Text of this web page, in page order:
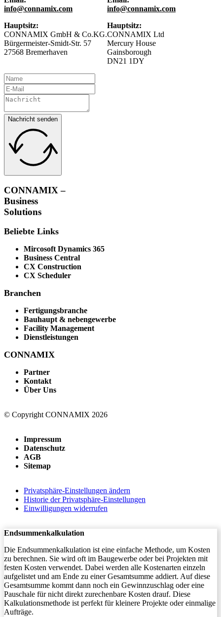
info@connamix.com
Hauptsitz:
CONNAMIX GmbH & Co.KG.
Bürgermeister-Smidt-Str. 57
27568 Bremerhaven
info@connamix.com
Hauptsitz:
CONNAMIX Ltd
Mercury House
Gainsborough
DN21 1DY
Nachricht senden
CONNAMIX –
Business
Solutions
Beliebte Links
Mircosoft Dynamics 365
Business Central
CX Construction
CX Scheduler
Branchen
Fertigungsbranche
Bauhaupt & nebengewerbe
Facility Management
Dienstleistungen
CONNAMIX
Partner
Kontakt
Über Uns
© Copyright CONNAMIX 2026
Impressum
Datenschutz
AGB
Sitemap
Privatsphäre-Einstellungen ändern
Historie der Privatsphäre-Einstellungen
Einwilligungen widerrufen
Endsummenkalkulation
Die Endsummenkalkulation ist eine einfache Methode, um Kosten
zu berechnen. Sie wird oft im Baugewerbe oder bei Projekten mit
festen Kosten verwendet. Dabei werden alle Kostenarten einzeln
aufgelistet und am Ende zu einer Gesamtsumme addiert. Auf diese
Gesamtsumme kommt dann noch ein Gewinnzuschlag oder eine
Pauschale für nicht direkt zurechenbare Kosten drauf. Diese
Kalkulationsmethode ist perfekt für kleinere Projekte oder einmalige
Aufträge.